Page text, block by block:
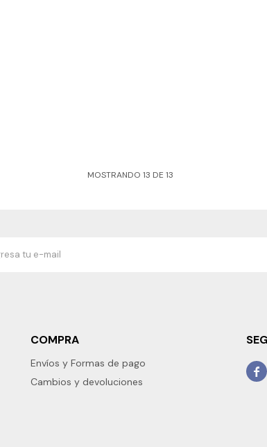
MOSTRANDO13 DE13
COMPRA
Envíos y Formas de pago
Cambios y devoluciones
